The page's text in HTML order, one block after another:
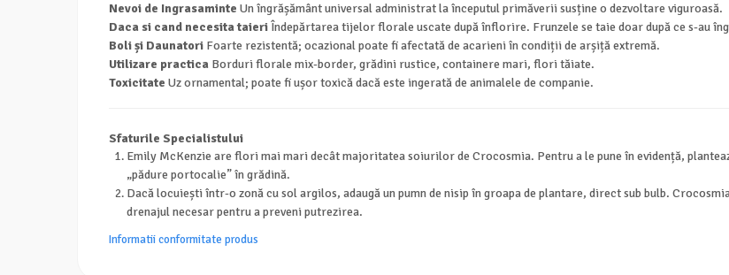
Nevoi de Ingrasaminte Un îngrășământ universal administrat la începutul primăverii susține o dezvoltare viguroasă.
Daca si cand necesita taieriÎndepărtarea tijelor florale uscate după înflorire. Frunzele se taie doar după ce s-au
Boli și Daunatori Foarte rezistentă; ocazional poate fi afectată de acarieni în condiții de arșiță extremă.
Utilizare practica Borduri florale mix-border, grădini rustice, containere mari, flori tăiate.
Toxicitate Uz ornamental; poate fi ușor toxică dacă este ingerată de animalele de companie.
Sfaturile Specialistului
Emily McKenzie are flori mai mari decât majoritatea soiurilor de Crocosmia. Pentru a le pune în evidență,
„pădure portocalie” în grădină.
Dacă locuiești într-o zonă cu sol argilos, adaugă un pumn de nisip în groapa de plantare, direct sub bulb.
drenajul necesar pentru a preveni putrezirea.
Informatii conformitate produs